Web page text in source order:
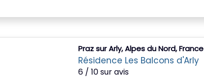
Praz sur Arly, Alpes du Nord, France
Résidence Les Balcons d'Arly
6 / 10 sur avis